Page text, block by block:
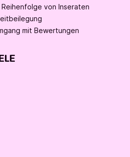
von Inseraten
mit Bewertungen